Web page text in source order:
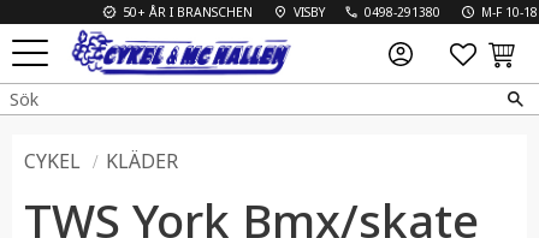
Meny
50+ ÅR I BRANSCHEN VISBY 0498-291380 M-F 10-18
CYKEL KLÄDER
TWS York Bmx/skate